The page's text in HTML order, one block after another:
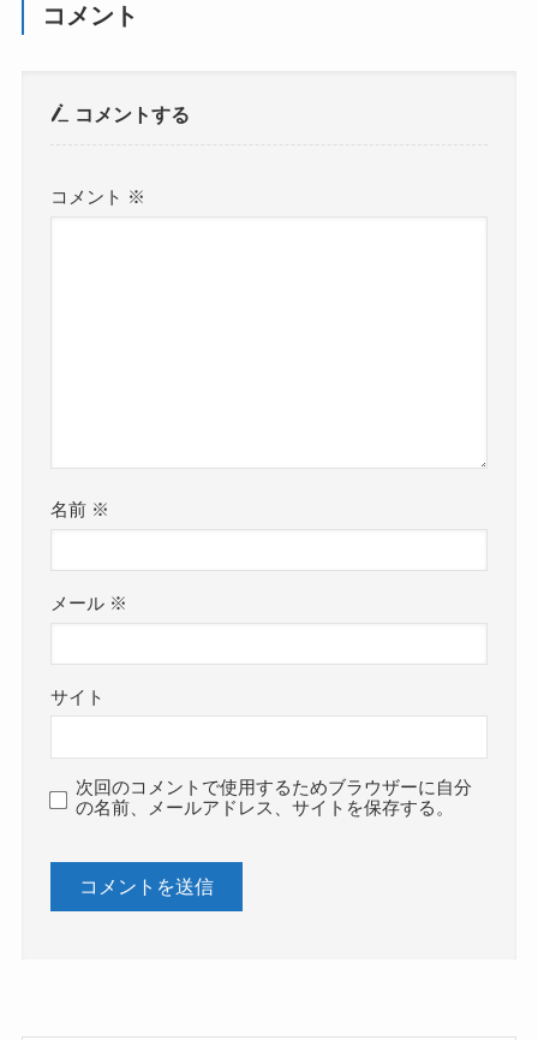
コメント
コメントする
コメント ※
名前 ※
メール ※
サイト
次回のコメントで使用するためブラウザーに自分
の名前、メールアドレス、サイトを保存する。